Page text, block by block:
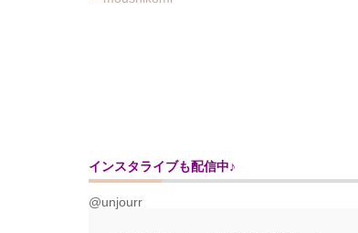
インスタライブも配信中♪
@unjourr